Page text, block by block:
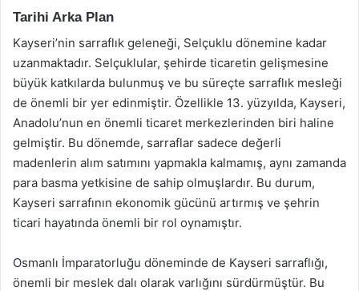
Tarihi Arka Plan
Kayseri’nin sarraflık geleneği, Selçuklu dönemine kadar
uzanmaktadır. Selçuklular, şehirde ticaretin gelişmesine
büyük katkılarda bulunmuş ve bu süreçte sarraflık mesleği
de önemli bir yer edinmiştir. Özellikle 13. yüzyılda, Kayseri,
Anadolu’nun en önemli ticaret merkezlerinden biri haline
gelmiştir. Bu dönemde, sarraflar sadece değerli
madenlerin alım satımını yapmakla kalmamış, aynı zamanda
para basma yetkisine de sahip olmuşlardır. Bu durum,
Kayseri sarrafının ekonomik gücünü artırmış ve şehrin
ticari hayatında önemli bir rol oynamıştır.
Osmanlı İmparatorluğu döneminde de Kayseri sarraflığı,
önemli bir meslek dalı olarak varlığını sürdürmüştür. Bu